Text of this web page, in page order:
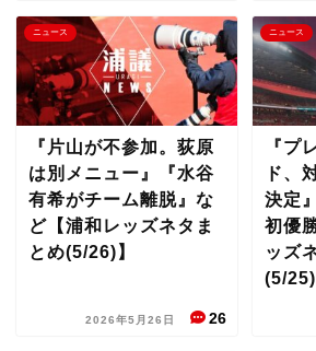
ニュース
『片山が不参加。荻原
は別メニュー』『水谷
有希がチーム離脱』な
ど【浦和レッズネタま
とめ(5/26)】
2026年5月26日 26
ニュース
『プ
ド、
決定
初優
ッズ
(5/25)